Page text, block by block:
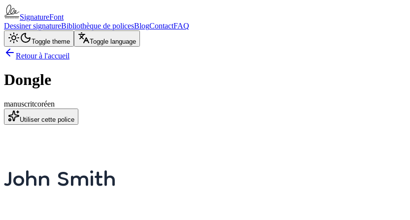
SignatureFont
Dessiner signatureBibliothèque de policesBlogContactFAQ
Toggle theme Toggle language
Retour à l'accueil
Dongle
manuscritcoréen
Utiliser cette police
John Smith